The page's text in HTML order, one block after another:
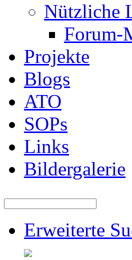
Nützliche
Forum-
Projekte
Blogs
ATO
SOPs
Links
Bildergalerie
Erweiterte